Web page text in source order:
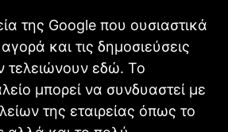
της Google που ουσιαστικά
και τις δημοσιεύσεις
τελειώνουν εδώ. Το
μπορεί να συνδυαστεί με
της εταιρείας όπως το